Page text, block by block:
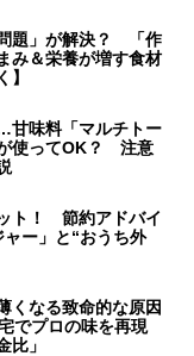
題」が解決？ 「作
み＆栄養が増す食材
】
甘味料「マルチトー
使ってOK？ 注意
ト！ 節約アドバイ
ー」と“おうち外
くなる致命的な原因
でプロの味を再現
比」